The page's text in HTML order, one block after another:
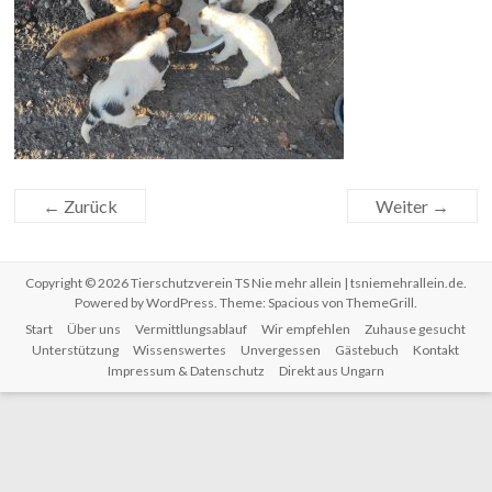
← Zurück Weiter →
Copyright © 2026Tierschutzverein TS Nie mehr allein | tsniemehrallein.de.
Powered byWordPress. Theme: Spacious von ThemeGrill.
Start
Über uns Vermittlungsablauf Wir empfehlen
Zuhause gesucht
Unterstützung
Wissenswertes Unvergessen Gästebuch
Kontakt
Impressum & Datenschutz
Direkt aus Ungarn